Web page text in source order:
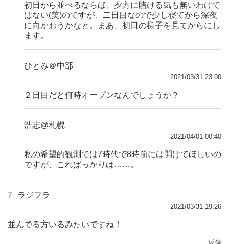
初日から並べるならば、夕方に賭ける気も無いわけで
はない(笑)のですが、二日目なので少し寝てから深夜
に向かおうかなと。まあ、初日の様子を見てからにし
ます。
ひとみ＠中部
2021/03/31 23:00
２日目だと何時オープンなんでしょうか？
浩志@札幌
2021/04/01 00:40
私の希望的観測では7時代で8時前には開けてほしいの
ですが、こればっかりは……。
7 ラジフラ
2021/03/31 19:26
並んでる方いるみたいですね！